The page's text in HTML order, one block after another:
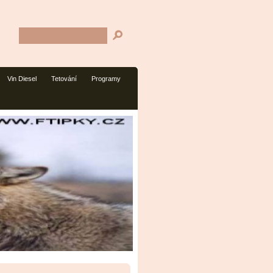
Vin Diesel Tetování Programy